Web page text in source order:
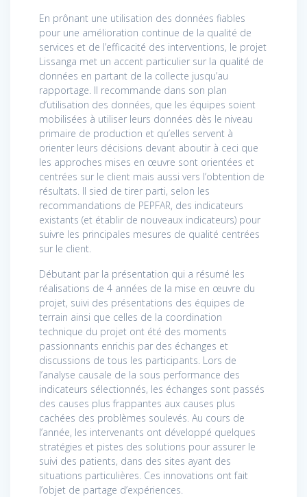
En prônant une utilisation des données fiables
pour une amélioration continue de la qualité de
services et de l’efficacité des interventions, le projet
Lissanga met un accent particulier sur la qualité de
données en partant de la collecte jusqu’au
rapportage. Il recommande dans son plan
d’utilisation des données, que les équipes soient
mobilisées à utiliser leurs données dès le niveau
primaire de production et qu’elles servent à
orienter leurs décisions devant aboutir à ceci que
les approches mises en œuvre sont orientées et
centrées sur le client mais aussi vers l’obtention de
résultats. Il sied de tirer parti, selon les
recommandations de PEPFAR, des indicateurs
existants (et établir de nouveaux indicateurs) pour
suivre les principales mesures de qualité centrées
sur le client.
Débutant par la présentation qui a résumé les
réalisations de 4 années de la mise en œuvre du
projet, suivi des présentations des équipes de
terrain ainsi que celles de la coordination
technique du projet ont été des moments
passionnants enrichis par des échanges et
discussions de tous les participants. Lors de
l’analyse causale de la sous performance des
indicateurs sélectionnés, les échanges sont passés
des causes plus frappantes aux causes plus
cachées des problèmes soulevés. Au cours de
l’année, les intervenants ont développé quelques
stratégies et pistes des solutions pour assurer le
suivi des patients, dans des sites ayant des
situations particulières. Ces innovations ont fait
l’objet de partage d’expériences.